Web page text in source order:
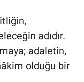
adıdır.
adaletin,
olduğu bir